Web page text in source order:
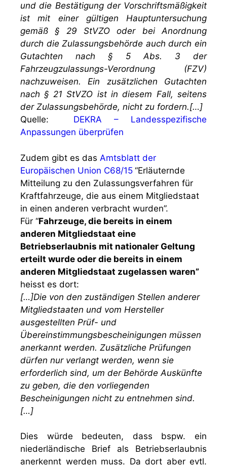
und die Bestätigung der Vorschriftsmäßigkeit
ist mit einer gültigen Hauptuntersuchung
gemäß § 29 StVZO oder bei Anordnung
durch die Zulassungsbehörde auch durch ein
Gutachten nach § 5 Abs. 3 der
Fahrzeugzulassungs-Verordnung (FZV)
nachzuweisen. Ein zusätzlichen Gutachten
nach § 21 StVZO ist in diesem Fall, seitens
der Zulassungsbehörde, nicht zu fordern.[…]
Quelle: DEKRA – Landesspezifische
Anpassungen überprüfen
Zudem gibt es das Amtsblatt der
Europäischen Union C68/15 “Erläuternde
Mitteilung zu den Zulassungsverfahren für
Kraftfahrzeuge, die aus einem Mitgliedstaat
in einen anderen verbracht wurden”.
Für “Fahrzeuge, die bereits in einem
anderen Mitgliedstaat eine
Betriebserlaubnis mit nationaler Geltung
erteilt wurde oder die bereits in einem
anderen Mitgliedstaat zugelassen waren”
heisst es dort:
[…]Die von den zuständigen Stellen anderer
Mitgliedstaaten und vom Hersteller
ausgestellten Prüf- und
Übereinstimmungsbescheinigungen müssen
anerkannt werden. Zusätzliche Prüfungen
dürfen nur verlangt werden, wenn sie
erforderlich sind, um der Behörde Auskünfte
zu geben, die den vorliegenden
Bescheinigungen nicht zu entnehmen sind.
[…]
Dies würde bedeuten, dass bspw. ein
niederländische Brief als Betriebserlaubnis
anerkennt werden muss. Da dort aber evtl.